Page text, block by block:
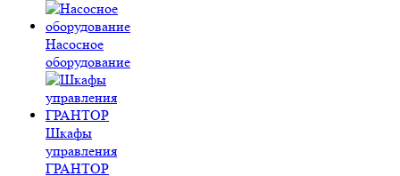
Насосное
оборудование
Шкафы
управления
ГРАНТОР